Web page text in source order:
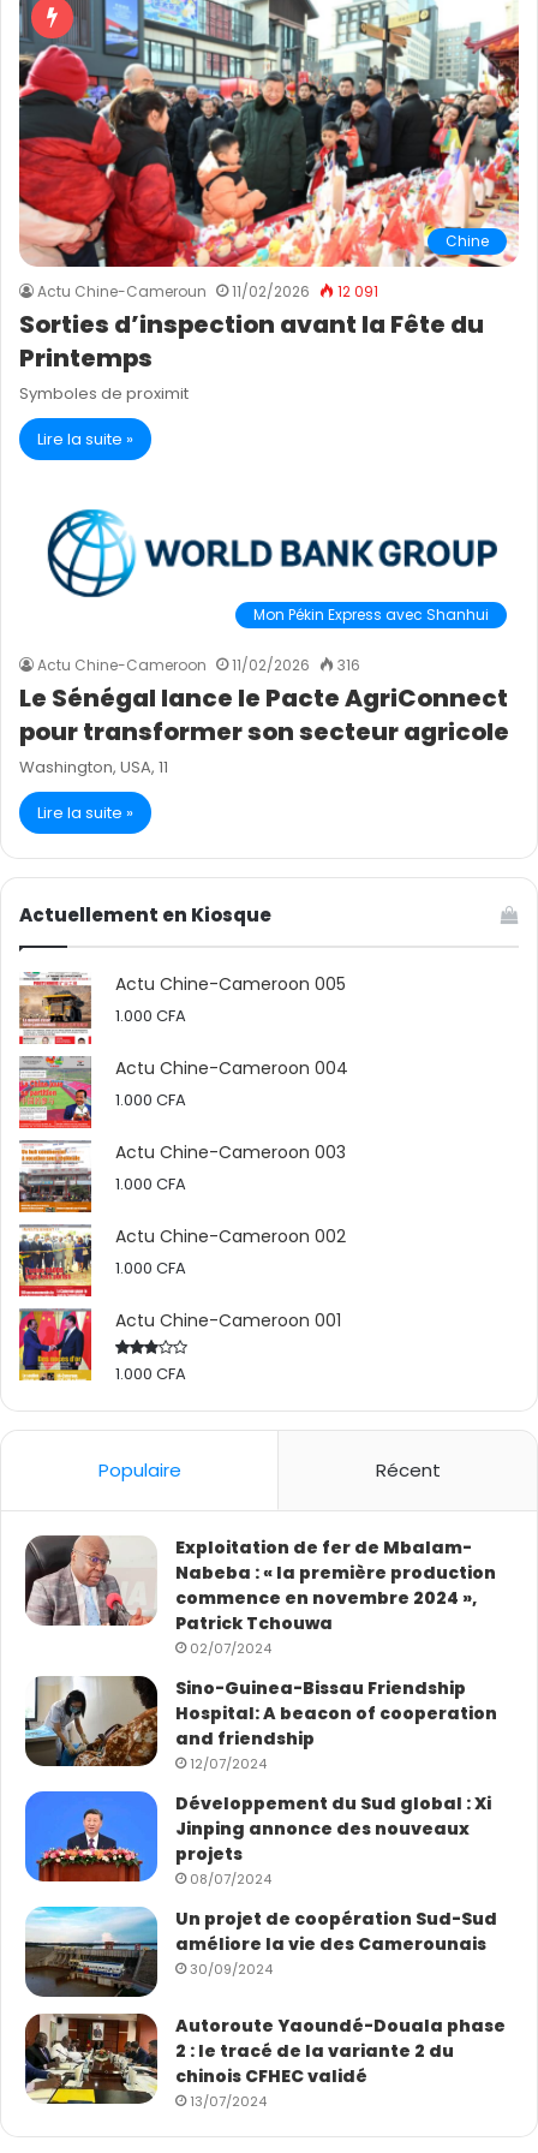
Chine
Actu Chine-Cameroun 11/02/2026 12 091
Sorties d’inspection avant la Fête du
Printemps
Symboles de proximit
Lire la suite »
Mon Pékin Express avec Shanhui
Actu Chine-Cameroon 11/02/2026 316
Le Sénégal lance le Pacte AgriConnect
pour transformer son secteur agricole
Washington, USA, 11
Lire la suite »
Actuellement en Kiosque
Actu Chine-Cameroon 005
1.000 CFA
Actu Chine-Cameroon 004
1.000 CFA
Actu Chine-Cameroon 003
1.000 CFA
Actu Chine-Cameroon 002
1.000 CFA
Actu Chine-Cameroon 001
Rated
1.000 CFA
Populaire Récent
Exploitation de fer de Mbalam-
Nabeba : « la première production
commence en novembre 2024 »,
Patrick Tchouwa
02/07/2024
Sino-Guinea-Bissau Friendship
Hospital: A beacon of cooperation
and friendship
12/07/2024
Développement du Sud global : Xi
Jinping annonce des nouveaux
projets
08/07/2024
Un projet de coopération Sud-Sud
améliore la vie des Camerounais
30/09/2024
Autoroute Yaoundé-Douala phase
2 : le tracé de la variante 2 du
chinois CFHEC validé
13/07/2024